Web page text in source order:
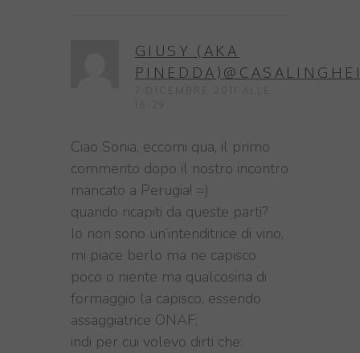
GIUSY (AKA
Ciao Sonia, eccomi qua, il primo
commento dopo il nostro incontro
mancato a Perugia! =)
quando ricapiti da queste parti?
Io non sono un’intenditrice di vino,
mi piace berlo ma ne capisco
poco o niente ma qualcosina di
formaggio la capisco, essendo
assaggiatrice ONAF;
indi per cui volevo dirti che: